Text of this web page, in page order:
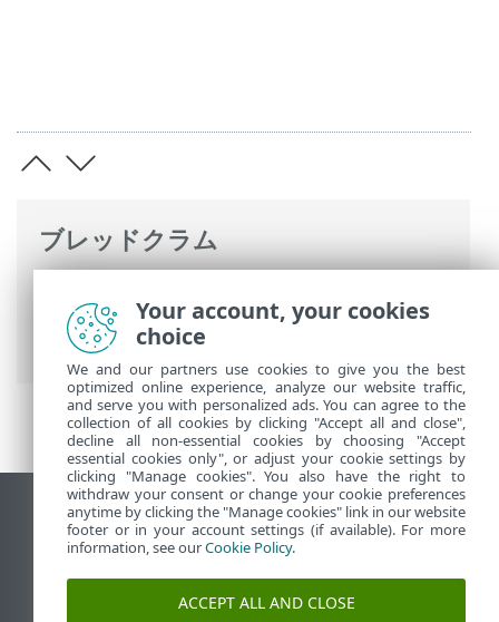
ブレッドクラム
Security >ESET Endpoint Securityを使用
する>ツール> ログファイル
デスクトップサイトの表示
End of Life
ESETナレッジベース
ESETフォーラム
Your account, your cookies
choice
We and our partners use cookies to give you the best
optimized online experience, analyze our website traffic,
and serve you with personalized ads. You can agree to the
collection of all cookies by clicking "Accept all and close",
decline all non-essential cookies by choosing "Accept
essential cookies only", or adjust your cookie settings by
clicking "Manage cookies". You also have the right to
withdraw your consent or change your cookie preferences
anytime by clicking the "Manage cookies" link in our website
footer or in your account settings (if available). For more
information, see ourCookie Policy.
ACCEPT ALL AND CLOSE